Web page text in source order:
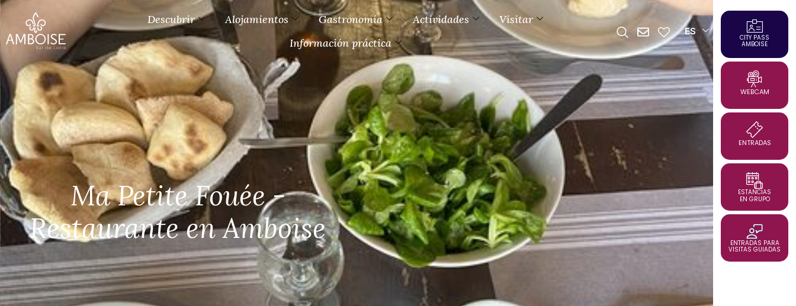
Descubrir Alojamientos Gastronomía Actividades
Visitar
Información práctica
ES
CITY PASS
AMBOISE
WEBCAM
ENTRADAS
ESTANCIAS
EN GRUPO
ENTRADAS PARA
VISITAS GUIADAS
Ma Petite Fouée -
Restaurante en Amboise